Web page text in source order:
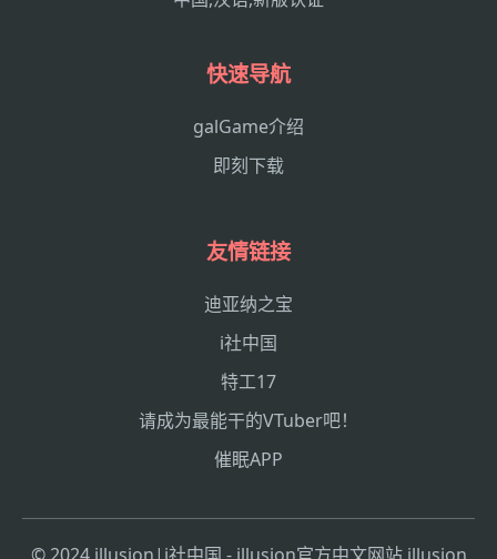
快速导航
galGame介绍
即刻下载
友情链接
迪亚纳之宝
i社中国
特工17
请成为最能干的VTuber吧！
催眠APP